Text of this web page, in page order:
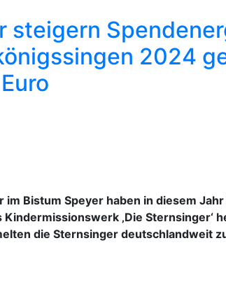
steigern
2024
Bistum Speyer haben in diesem
‚Die Sternsinger‘
die Sternsinger deutschlandweit